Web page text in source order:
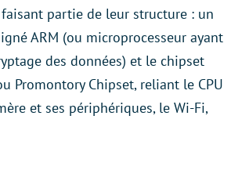
partie de leur structure : un
ARM (ou microprocesseur ayant
des données) et le chipset
Promontory Chipset, reliant le CPU
et ses périphériques, le Wi-Fi,